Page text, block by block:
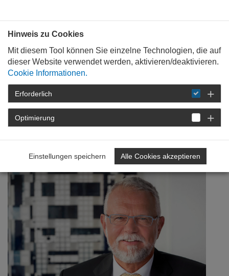
STARTSEITE DETAIL
Kleinstädte stärken
Hinweis zu Cookies
Mit diesem Tool können Sie einzelne Technologien, die auf
dieser Website verwendet werden, aktivieren/deaktivieren.
Cookie Informationen.
Erforderlich
Optimierung
Einstellungen speichern Alle Cookies akzeptieren